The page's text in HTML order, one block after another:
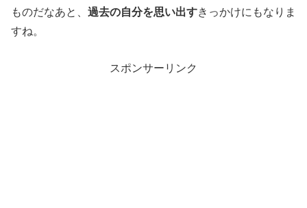
ものだなあと、 過去の自分を思い出すきっかけにもなりま
すね。
スポンサーリンク